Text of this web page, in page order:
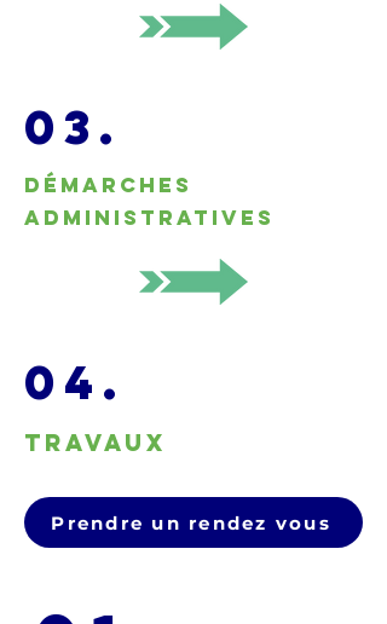
03.
Démarches
administratives
04.
Travaux
Prendre un rendez vous